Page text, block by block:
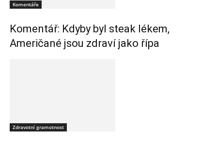
Komentáře
Komentář: Kdyby byl steak lékem,
Američané jsou zdraví jako řípa
Zdravotní gramotnost